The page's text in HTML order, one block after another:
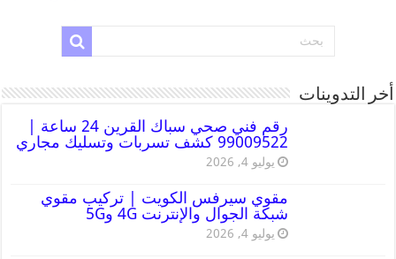
أخر التدوينات
رقم فني صحي سباك القرين 24 ساعة |
99009522 كشف تسربات وتسليك مجاري
يوليو 4, 2026
مقوي سيرفس الكويت | تركيب مقوي
شبكة الجوال والإنترنت 4G و5G
يوليو 4, 2026